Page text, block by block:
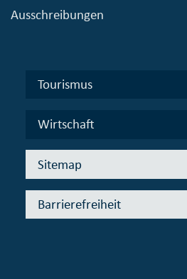
Ausschreibungen
Tourismus
Wirtschaft
Sitemap
Barrierefreiheit